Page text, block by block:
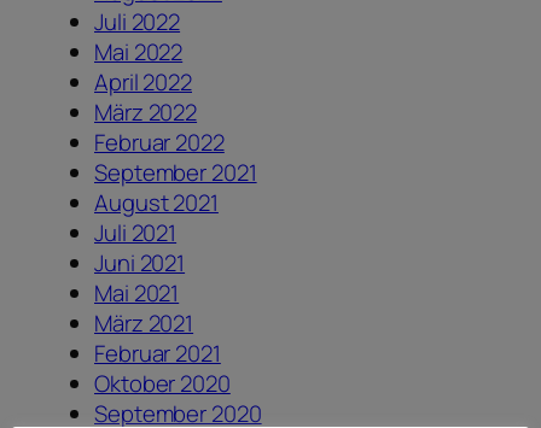
Juli 2022
Mai 2022
April 2022
März 2022
Februar 2022
September 2021
August 2021
Juli 2021
Juni 2021
Mai 2021
März 2021
Februar 2021
Oktober 2020
September 2020